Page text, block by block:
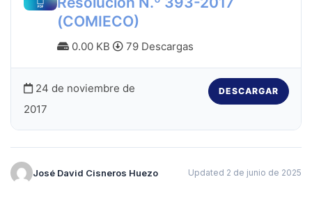
(COMIECO)
0.00 KB 79 Descargas
24 de noviembre de
2017
DESCARGAR
José David Cisneros Huezo Updated 2 de junio de 2025